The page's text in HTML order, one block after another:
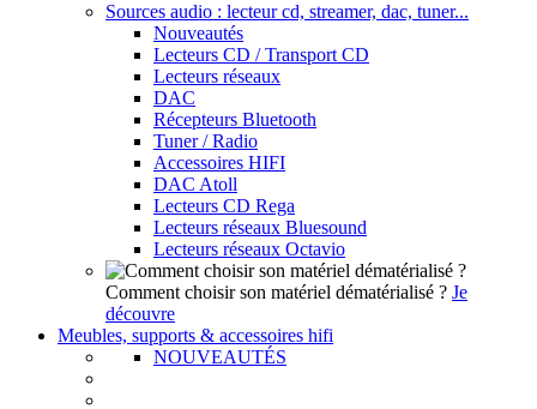
Sources audio : lecteur cd, streamer, dac, tuner...
Nouveautés
Lecteurs CD / Transport CD
Lecteurs réseaux
DAC
Récepteurs Bluetooth
Tuner / Radio
Accessoires HIFI
DAC Atoll
Lecteurs CD Rega
Lecteurs réseaux Bluesound
Lecteurs réseaux Octavio
Comment choisir son matériel dématérialisé ? Je
découvre
Meubles, supports & accessoires hifi
NOUVEAUTÉS